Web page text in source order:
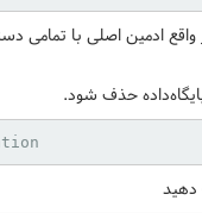
حذف شود.
دهید